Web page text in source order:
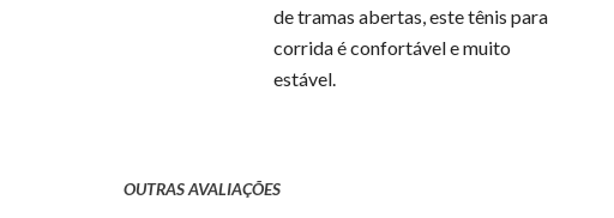
de tramas abertas, este tênis para
corrida é confortável e muito
estável.
OUTRAS AVALIAÇÕES